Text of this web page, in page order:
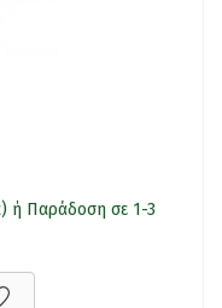
ή Παράδοση σε 1-3